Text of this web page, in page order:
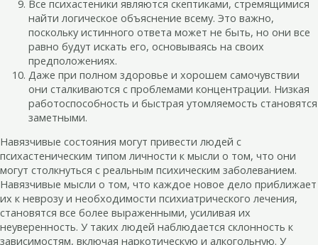
Все психастеники являются скептиками, стремящимися
найти логическое объяснение всему. Это важно,
поскольку истинного ответа может не быть, но они все
равно будут искать его, основываясь на своих
предположениях.
Даже при полном здоровье и хорошем самочувствии
они сталкиваются с проблемами концентрации. Низкая
работоспособность и быстрая утомляемость становятся
заметными.
Навязчивые состояния могут привести людей с
психастеническим типом личности к мысли о том, что они
могут столкнуться с реальным психическим заболеванием.
Навязчивые мысли о том, что каждое новое дело приближает
их к неврозу и необходимости психиатрического лечения,
становятся все более выраженными, усиливая их
неуверенность. У таких людей наблюдается склонность к
зависимостям, включая наркотическую и алкогольную. У